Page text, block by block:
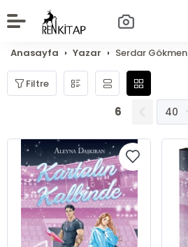
Anasayfa Yazar Serdar Gökmen
Filtre
6